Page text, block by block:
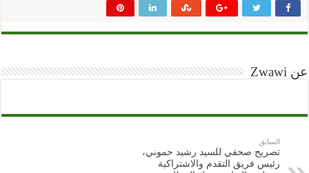
عن Zwawi
السابق
تصريح صحفي للسيد رشيد حموني،
رئيس فريق التقدم والاشتراكية